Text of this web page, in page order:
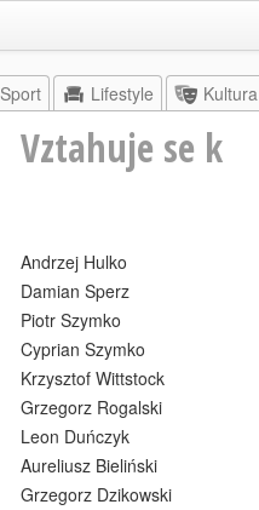
Sport Lifestyle Kultura
Vztahuje se k
Andrzej Hulko
Damian Sperz
Piotr Szymko
Cyprian Szymko
Krzysztof Wittstock
Grzegorz Rogalski
Leon Duńczyk
Aureliusz Bieliński
Grzegorz Dzikowski